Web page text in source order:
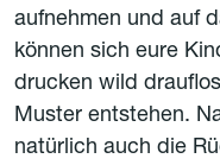
aufnehmen und auf
können sich eure
drucken wild
Muster entstehen.
natürlich auch die